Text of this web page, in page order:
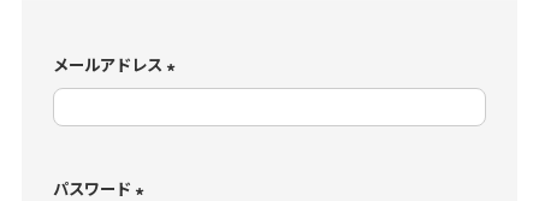
メールアドレス
必
パスワード